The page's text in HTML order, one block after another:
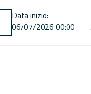
Data inizio:
06/07/2026 00:00